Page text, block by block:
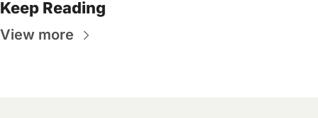
Keep Reading
View more